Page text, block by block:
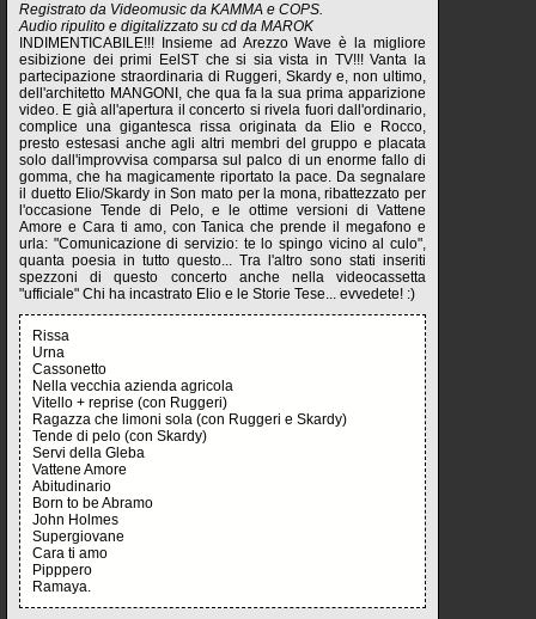
Registrato da Videomusic da KAMMA e COPS.
Audio ripulito e digitalizzato su cd da MAROK
INDIMENTICABILE!!! Insieme ad Arezzo Wave è la migliore
esibizione dei primi EelST che si sia vista in TV!!! Vanta la
partecipazione straordinaria di Ruggeri, Skardy e, non ultimo,
dell'architetto MANGONI, che qua fa la sua prima apparizione
video. E già all'apertura il concerto si rivela fuori dall'ordinario,
complice una gigantesca rissa originata da Elio e Rocco,
presto estesasi anche agli altri membri del gruppo e placata
solo dall'improvvisa comparsa sul palco di un enorme fallo di
gomma, che ha magicamente riportato la pace. Da segnalare
il duetto Elio/Skardy in Son mato per la mona, ribattezzato per
l'occasione Tende di Pelo, e le ottime versioni di Vattene
Amore e Cara ti amo, con Tanica che prende il megafono e
urla: "Comunicazione di servizio: te lo spingo vicino al culo",
quanta poesia in tutto questo... Tra l'altro sono stati inseriti
spezzoni di questo concerto anche nella videocassetta
"ufficiale" Chi ha incastrato Elio e le Storie Tese... evvedete! :)
Rissa
Urna
Cassonetto
Nella vecchia azienda agricola
Vitello + reprise (con Ruggeri)
Ragazza che limoni sola (con Ruggeri e Skardy)
Tende di pelo (con Skardy)
Servi della Gleba
Vattene Amore
Abitudinario
Born to be Abramo
John Holmes
Supergiovane
Cara ti amo
Pipppero
Ramaya.